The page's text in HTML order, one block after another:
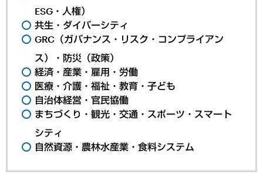
ESG・人権）
共生・ダイバーシティ
GRC（ガバナンス・リスク・コンプライアン
ス）・防災（政策）
経済・産業・雇用・労働
医療・介護・福祉・教育・子ども
自治体経営・官民協働
まちづくり・観光・交通・スポーツ・スマート
シティ
自然資源・農林水産業・食料システム